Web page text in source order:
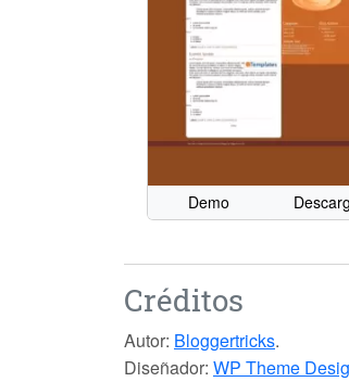
Demo
Créditos
Autor: Bloggertricks.
Diseñador: WP Theme